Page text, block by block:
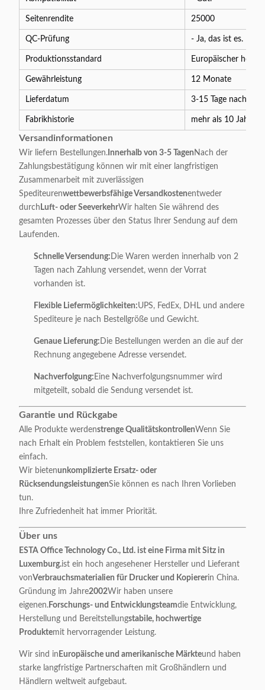
Seitenrendite 25000
QC-Prüfung - Ja, das ist es.
Produktionsstandard Europäischer
Gewährleistung 12 Monate
Lieferdatum 3-15 Tage nach
Fabrikhistorie mehr als 10 Jahre
Versandinformationen
Wir liefern Bestellungen. Innerhalb von 3-5 Tagen Nach der
Zahlungsbestätigung können wir mit einer langfristigen
Zusammenarbeit mit zuverlässigen
Spediteurenwettbewerbsfähige Versandkostenentweder
durch Luft- oder SeeverkehrWir halten Sie während des
gesamten Prozesses über den Status Ihrer Sendung auf dem
Laufenden.
Schnelle Versendung: Die Waren werden innerhalb von 2
Tagen nach Zahlung versendet, wenn der Vorrat
vorhanden ist.
Flexible Liefermöglichkeiten:UPS, FedEx, DHL und andere
Spediteure je nach Bestellgröße und Gewicht.
Genaue Lieferung: Die Bestellungen werden an die auf der
Rechnung angegebene Adresse versendet.
Nachverfolgung: Eine Nachverfolgungsnummer wird
mitgeteilt, sobald die Sendung versendet ist.
Garantie und Rückgabe
Alle Produkte werdenstrenge QualitätskontrollenWenn Sie
nach Erhalt ein Problem feststellen, kontaktieren Sie uns
einfach.
Wir bietenunkomplizierte Ersatz- oder
RücksendungsleistungenSie können es nach Ihren Vorlieben
tun.
Ihre Zufriedenheit hat immer Priorität.
Über uns
ESTA Office Technology Co., Ltd. ist eine Firma mit Sitz in
Luxemburg.ist ein hoch angesehener Hersteller und Lieferant
vonVerbrauchsmaterialien für Drucker und Kopiererin China.
Gründung im Jahre2002Wir haben unsere
eigenen. Forschungs- und Entwicklungsteamdie Entwicklung,
Herstellung und Bereitstellungstabile, hochwertige
Produktemit hervorragender Leistung.
Wir sind in Europäische und amerikanische Märkteund haben
starke langfristige Partnerschaften mit Großhändlern und
Händlern weltweit aufgebaut.